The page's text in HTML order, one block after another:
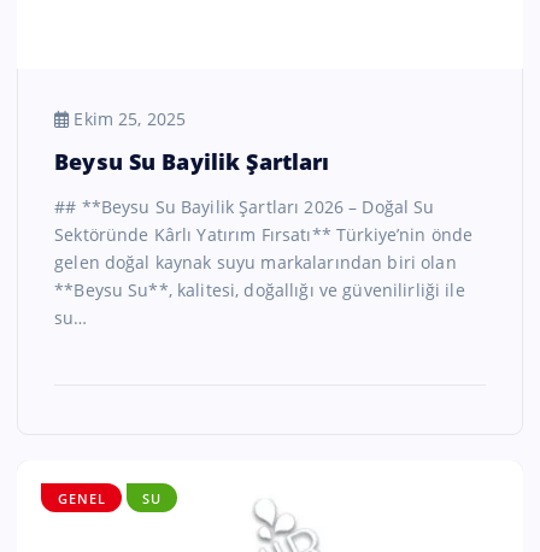
Ekim 25, 2025
Beysu Su Bayilik Şartları
## **Beysu Su Bayilik Şartları 2026 – Doğal Su
Sektöründe Kârlı Yatırım Fırsatı** Türkiye’nin önde
gelen doğal kaynak suyu markalarından biri olan
**Beysu Su**, kalitesi, doğallığı ve güvenilirliği ile
su…
GENEL SU